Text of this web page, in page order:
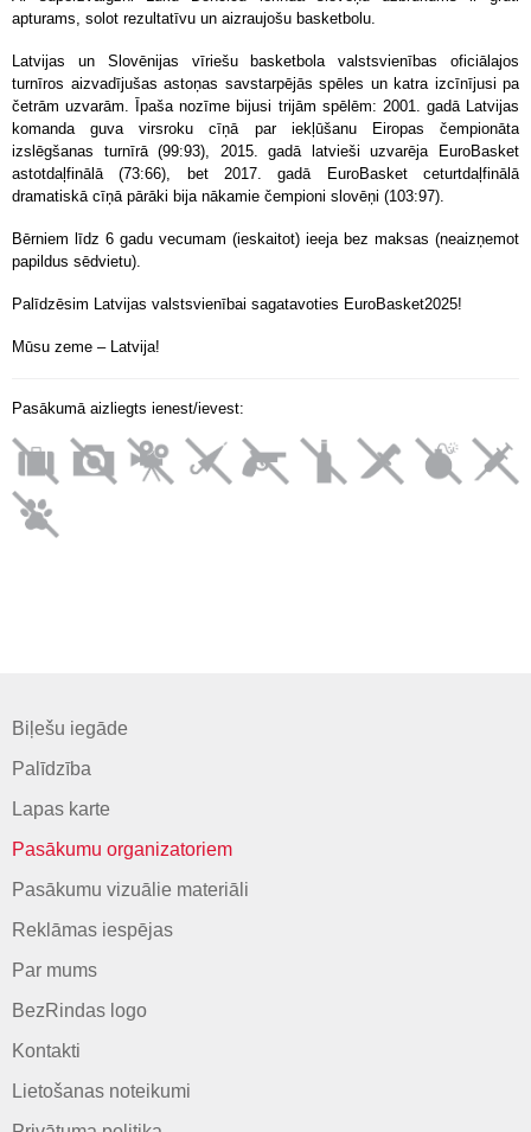
apturams, solot rezultatīvu un aizraujošu basketbolu.
Latvijas un Slovēnijas vīriešu basketbola valstsvienības oficiālajos
turnīros aizvadījušas astoņas savstarpējās spēles un katra izcīnījusi pa
četrām uzvarām. Īpaša nozīme bijusi trijām spēlēm: 2001. gadā Latvijas
komanda guva virsroku cīņā par iekļūšanu Eiropas čempionāta
izslēgšanas turnīrā (99:93), 2015. gadā latvieši uzvarēja EuroBasket
astotdaļfinālā (73:66), bet 2017. gadā EuroBasket ceturtdaļfinālā
dramatiskā cīņā pārāki bija nākamie čempioni slovēņi (103:97).
Bērniem līdz 6 gadu vecumam (ieskaitot) ieeja bez maksas (neaizņemot
papildus sēdvietu).
Palīdzēsim Latvijas valstsvienībai sagatavoties EuroBasket2025!
Mūsu zeme – Latvija!
Pasākumā aizliegts ienest/ievest:
Biļešu iegāde
Palīdzība
Lapas karte
Pasākumu organizatoriem
Pasākumu vizuālie materiāli
Reklāmas iespējas
Par mums
BezRindas logo
Kontakti
Lietošanas noteikumi